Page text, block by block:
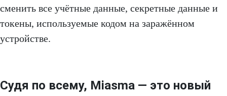
сменить все учётные данные, секретные данные и
токены, используемые кодом на заражённом
устройстве.
Судя по всему, Miasma — это новый